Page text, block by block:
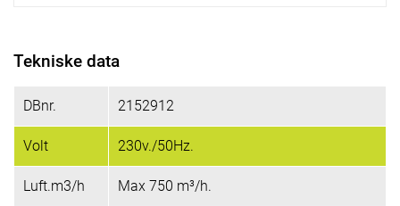
Tekniske data
DBnr. 2152912
Volt 230v./50Hz.
Luft.m3/h Max 750 m³/h.